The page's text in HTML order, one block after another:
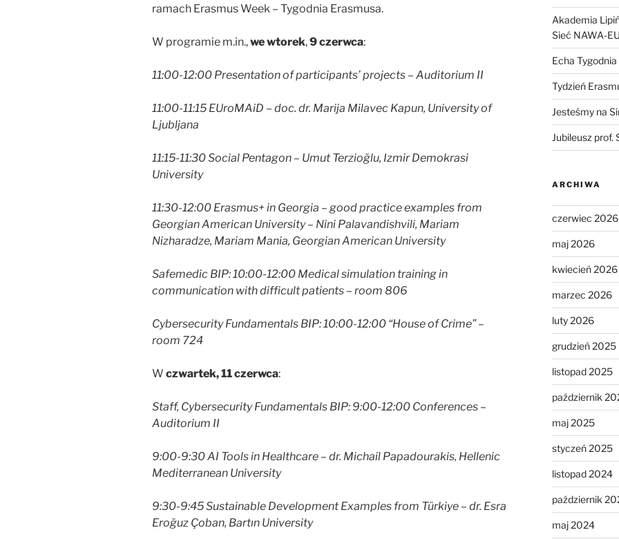
ramach Erasmus Week – Tygodnia Erasmusa.
W programie m.in.,we wtorek,9 czerwca:
11:00-12:00 Presentation of participants’ projects – Auditorium II
11:00-11:15 EUroMAiD – doc. dr. Marija Milavec Kapun, University of
Ljubljana
11:15-11:30 Social Pentagon – Umut Terzioğlu, Izmir Demokrasi
University
11:30-12:00 Erasmus+ in Georgia – good practice examples from
Georgian American University – Nini Palavandishvili, Mariam
Nizharadze, Mariam Mania, Georgian American University
Safemedic BIP: 10:00-12:00 Medical simulation training in
communication with difficult patients – room 806
Cybersecurity Fundamentals BIP: 10:00-12:00 “House of Crime” –
room 724
W czwartek, 11 czerwca:
Staff, Cybersecurity Fundamentals BIP: 9:00-12:00 Conferences –
Auditorium II
9:00-9:30 AI Tools in Healthcare – dr. Michail Papadourakis, Hellenic
Mediterranean University
9:30-9:45 Sustainable Development Examples from Türkiye – dr. Esra
Eroğuz Çoban, Bartın University
Akademia
Sieć NAWA-
Echa
Tydzień
Jesteśmy na
Jubileusz prof.
ARCHIWA
czerwiec 2026
maj 2026
kwiecień 2026
marzec 2026
luty 2026
grudzień 2025
listopad 2025
październik
maj 2025
styczeń 2025
listopad 2024
październik
maj 2024